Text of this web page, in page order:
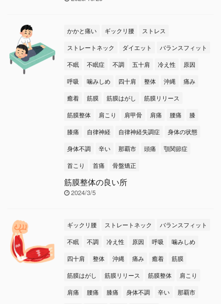
かかと痛い ギックリ腰
ストレス
ストレートネック
ダイエット
バランスフィット
不眠
不眠症 不調 五十肩 冷え性
原因
呼吸
噛みしめ 四十肩 整体 沖縄
痛み
癒着
筋膜 筋膜はがし
筋膜リリース
筋膜整体
肩こり 肩甲骨 肩痛 腰痛
膝
膝痛
自律神経 自律神経失調症
身体の状態
身体不調
辛い 那覇市 頭痛
顎関節症
首こり
首痛 骨盤矯正
筋膜整体の良い所
2024/3/5
ギックリ腰 ストレートネック
バランスフィット
不眠
不調 冷え性 原因 呼吸
噛みしめ
四十肩
整体 沖縄 痛み 癒着
筋膜
筋膜はがし
筋膜リリース 筋膜整体
肩こり
肩痛
腰痛 膝痛 身体不調 辛い
那覇市